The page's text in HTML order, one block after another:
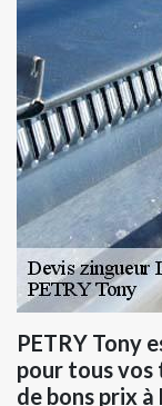
PETRY Tony
pour tous vos
de bons prix à